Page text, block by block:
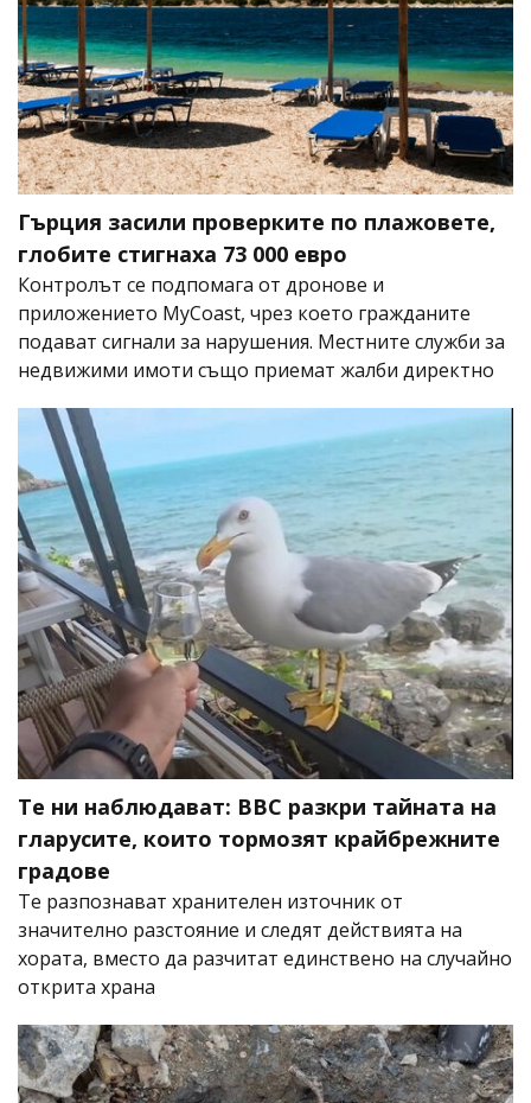
Гърция засили проверките по плажовете,
глобите стигнаха 73 000 евро
Контролът се подпомага от дронове и
приложението MyCoast, чрез което гражданите
подават сигнали за нарушения. Местните служби за
недвижими имоти също приемат жалби директно
Те ни наблюдават: BBC разкри тайната на
гларусите, които тормозят крайбрежните
градове
Те разпознават хранителен източник от
значително разстояние и следят действията на
хората, вместо да разчитат единствено на случайно
открита храна